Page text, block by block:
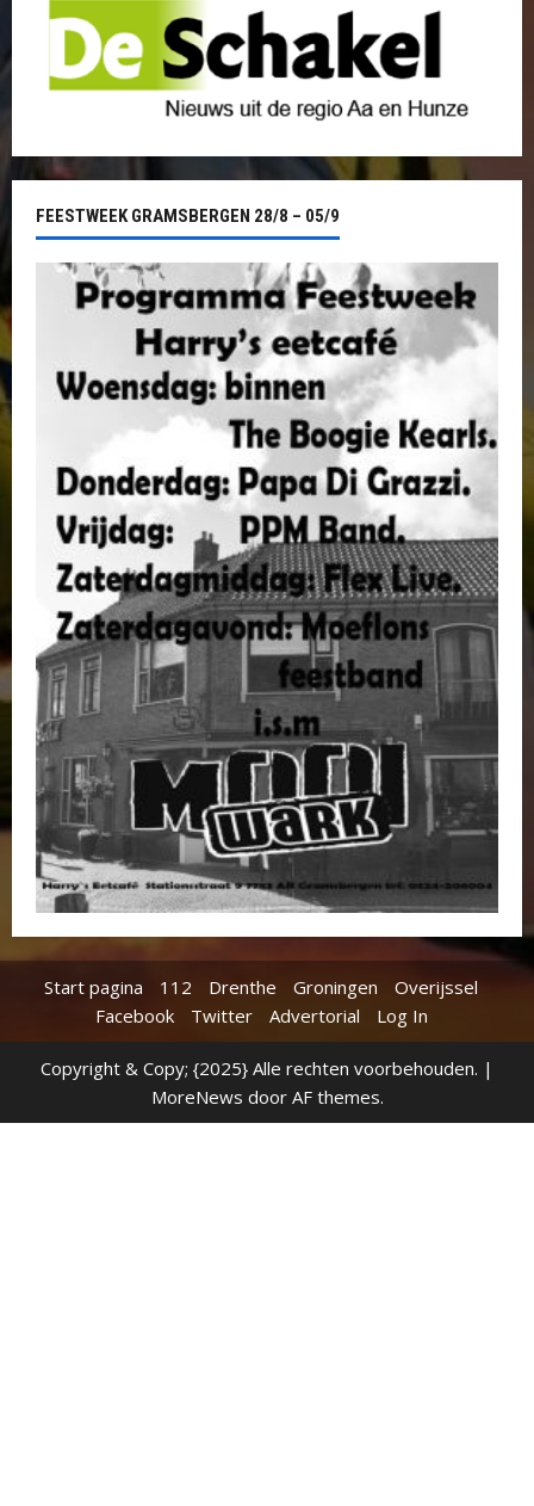
FEESTWEEK GRAMSBERGEN 28/8 – 05/9
Start pagina 112 Drenthe Groningen
Overijssel
Facebook
Twitter Advertorial Log In
Copyright & Copy; {2025} Alle rechten voorbehouden. |
MoreNews door AF themes.